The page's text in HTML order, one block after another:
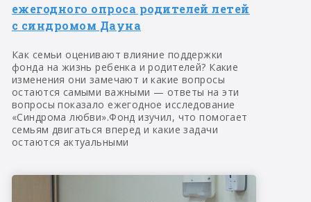
ежегодного опроса родителей летей
с синдромом Дауна
Как семьи оценивают влияние поддержки
фонда на жизнь ребенка и родителей? Какие
изменения они замечают и какие вопросы
остаются самыми важными — ответы на эти
вопросы показало ежегодное исследование
«Синдрома любви».Фонд изучил, что помогает
семьям двигаться вперед и какие задачи
остаются актуальными